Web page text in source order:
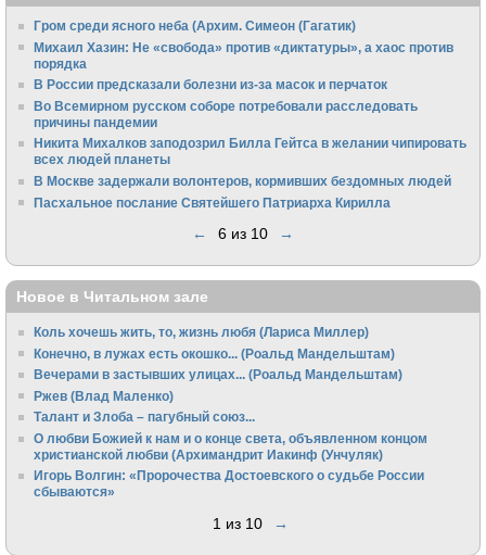
Гром среди ясного неба (Архим. Симеон (Гагатик)
Михаил Хазин: Не «свобода» против «диктатуры», а хаос против
порядка
В России предсказали болезни из-за масок и перчаток
Во Всемирном русском соборе потребовали расследовать
причины пандемии
Никита Михалков заподозрил Билла Гейтса в желании чипировать
всех людей планеты
В Москве задержали волонтеров, кормивших бездомных людей
Пасхальное послание Святейшего Патриарха Кирилла
← 6 из 10 →
Новое в Читальном зале
Коль хочешь жить, то, жизнь любя (Лариса Миллер)
Конечно, в лужах есть окошко... (Роальд Мандельштам)
Вечерами в застывших улицах... (Роальд Мандельштам)
Ржев (Влад Маленко)
Талант и Злоба – пагубный союз...
О любви Божией к нам и о конце света, объявленном концом
христианской любви (Архимандрит Иакинф (Унчуляк)
Игорь Волгин: «Пророчества Достоевского о судьбе России
сбываются»
1 из 10 →